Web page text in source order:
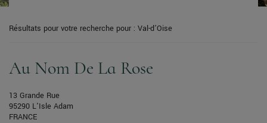
Résultats pour votre recherche pour : Val-d’Oise
Au Nom De La Rose
13 Grande Rue
95290 L'Isle Adam
FRANCE